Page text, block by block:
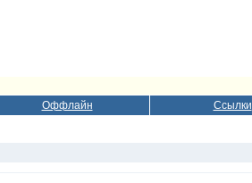
Оффлайн Ссылки